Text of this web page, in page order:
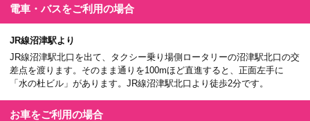
電車・バスをご利用の場合
JR線沼津駅より
JR線沼津駅北口を出て、タクシー乗り場側ロータリーの沼津駅北口の交
差点を渡ります。そのまま通りを100mほど直進すると、正面左手に
「水の杜ビル」があります。JR線沼津駅北口より徒歩2分です。
お車をご利用の場合